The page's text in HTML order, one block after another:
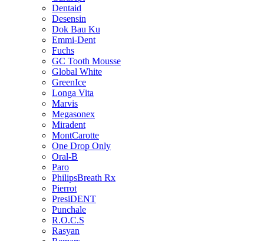
Dentaid
Desensin
Dok Bau Ku
Emmi-Dent
Fuchs
GC Tooth Mousse
Global White
GreenIce
Longa Vita
Marvis
Megasonex
Miradent
MontCarotte
One Drop Only
Oral-B
Paro
PhilipsBreath Rx
Pierrot
PresiDENT
Punchale
R.O.C.S
Rasyan